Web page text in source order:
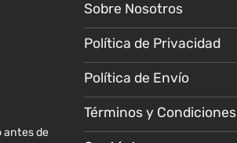
pueden
elegir
en
la
de
producto
antes de
Sobre Nosotros
Política de Privacidad
Política de Envío
Términos y Condiciones